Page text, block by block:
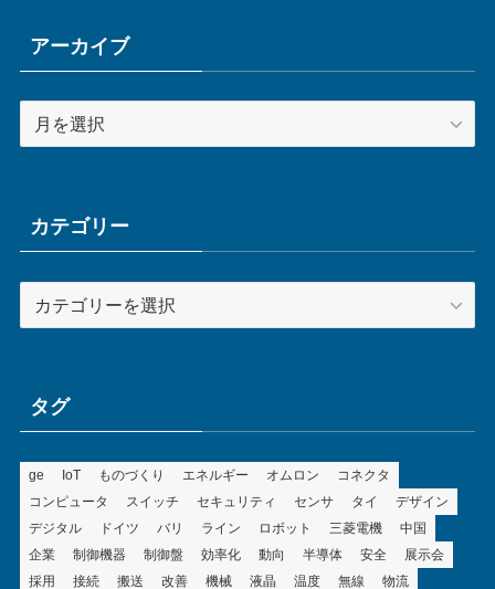
アーカイブ
ー
ブカテゴリー
テ
ータグ
ge IoT ものづくり エネルギー オムロン
コネクタ
コンピュータ
スイッチ セキュリティ センサ タイ
デザイン
デジタル
ドイツ バリ ライン ロボット 三菱電機
中国
企業
制御機器 制御盤 効率化 動向 半導体 安全
展示会
採用
接続 搬送 改善 機械 液晶 温度 無線 物流